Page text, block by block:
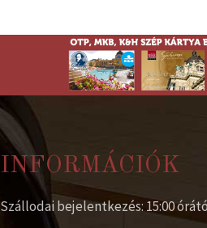
INFORMÁCIÓK
Szállodai bejelentkezés: 15:00